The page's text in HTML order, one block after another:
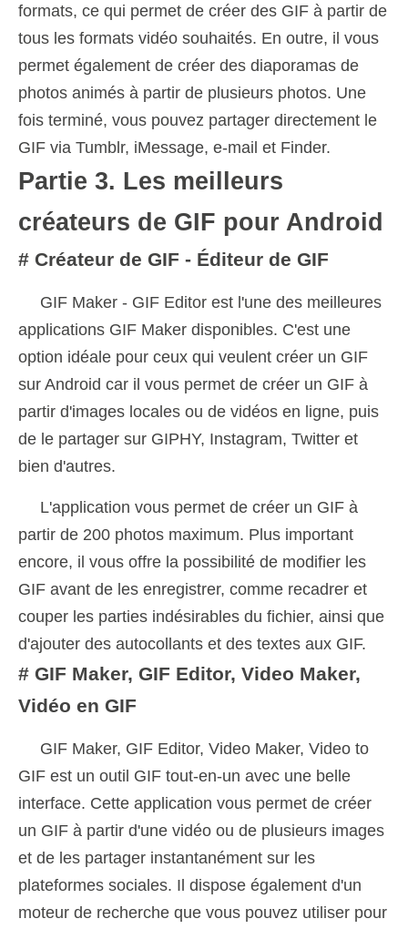
formats, ce qui permet de créer des GIF à partir de
tous les formats vidéo souhaités. En outre, il vous
permet également de créer des diaporamas de
photos animés à partir de plusieurs photos. Une
fois terminé, vous pouvez partager directement le
GIF via Tumblr, iMessage, e-mail et Finder.
Partie 3. Les meilleurs
créateurs de GIF pour Android
# Créateur de GIF - Éditeur de GIF
GIF Maker - GIF Editor est l'une des meilleures
applications GIF Maker disponibles. C'est une
option idéale pour ceux qui veulent créer un GIF
sur Android car il vous permet de créer un GIF à
partir d'images locales ou de vidéos en ligne, puis
de le partager sur GIPHY, Instagram, Twitter et
bien d'autres.
L'application vous permet de créer un GIF à
partir de 200 photos maximum. Plus important
encore, il vous offre la possibilité de modifier les
GIF avant de les enregistrer, comme recadrer et
couper les parties indésirables du fichier, ainsi que
d'ajouter des autocollants et des textes aux GIF.
# GIF Maker, GIF Editor, Video Maker,
Vidéo en GIF
GIF Maker, GIF Editor, Video Maker, Video to
GIF est un outil GIF tout-en-un avec une belle
interface. Cette application vous permet de créer
un GIF à partir d'une vidéo ou de plusieurs images
et de les partager instantanément sur les
plateformes sociales. Il dispose également d'un
moteur de recherche que vous pouvez utiliser pour